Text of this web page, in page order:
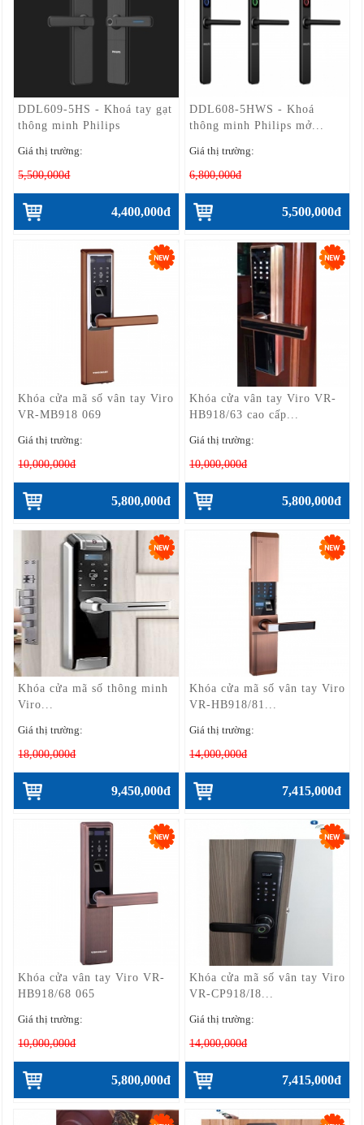
DDL609-5HS - Khoá tay gạt
thông minh Philips
Giá thị trường:
5,500,000đ
4,400,000đ
DDL608-5HWS - Khoá
thông minh Philips mở...
Giá thị trường:
6,800,000đ
5,500,000đ
Khóa cửa mã số vân tay Viro
VR-MB918 069
Giá thị trường:
10,000,000đ
5,800,000đ
Khóa cửa vân tay Viro VR-
HB918/63 cao cấp...
Giá thị trường:
10,000,000đ
5,800,000đ
Khóa cửa mã số thông minh
Viro...
Giá thị trường:
18,000,000đ
9,450,000đ
Khóa cửa mã số vân tay Viro
VR-HB918/81...
Giá thị trường:
14,000,000đ
7,415,000đ
Khóa cửa vân tay Viro VR-
HB918/68 065
Giá thị trường:
10,000,000đ
5,800,000đ
Khóa cửa mã số vân tay Viro
VR-CP918/I8...
Giá thị trường:
14,000,000đ
7,415,000đ